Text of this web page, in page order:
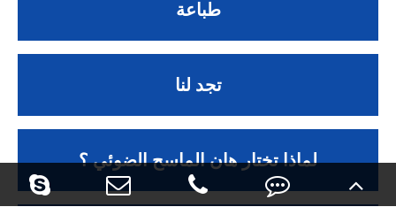
طباعة
تجد لنا
لماذا تختار هان الماسح الضوئي ؟